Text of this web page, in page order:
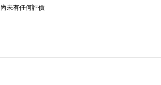
尚未有任何評價